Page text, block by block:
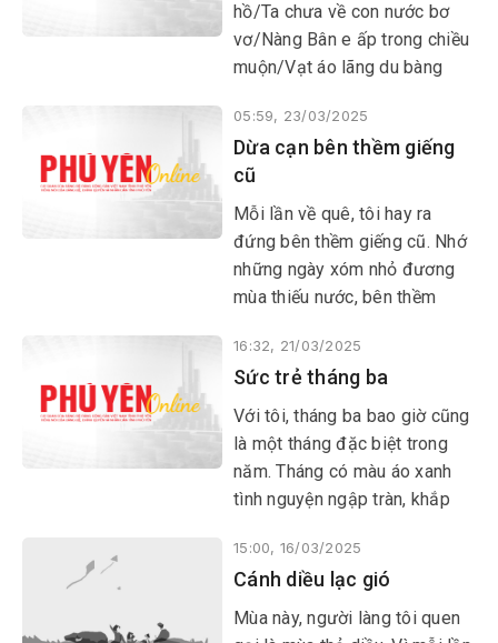
hồ/Ta chưa về con nước bơ
vơ/Nàng Bân e ấp trong chiều
muộn/Vạt áo lãng du bàng
05:59, 23/03/2025
Dừa cạn bên thềm giếng
cũ
Mỗi lần về quê, tôi hay ra
đứng bên thềm giếng cũ. Nhớ
những ngày xóm nhỏ đương
mùa thiếu nước, bên thềm
thả gàu chẳng khi nào ngơi
nhịp. Bóng người loáng thoáng
từ tờ mờ sáng, người ta gánh
những thùng nước đầy để
dành cho cả ngày sinh hoạt.
16:32, 21/03/2025
Sức trẻ tháng ba
Với tôi, tháng ba bao giờ cũng
là một tháng đặc biệt trong
năm. Tháng có màu áo xanh
tình nguyện ngập tràn, khắp
cũng rộn ràng không khí ra
quân. Mỗi lần nhắc lại kỷ niệm,
tôi như được sống lại với
những tháng ngày thanh xuân
15:00, 16/03/2025
Cánh diều lạc gió
Mùa này, người làng tôi quen